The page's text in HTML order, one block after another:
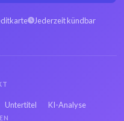
Text
Jederzeit kündbar
Untertitel KI-Analyse